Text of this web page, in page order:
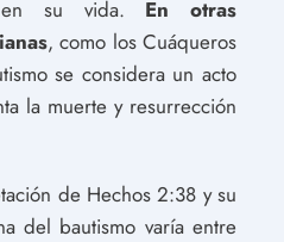
en su vida. En otras
, como los Cuáqueros
se considera un acto
la muerte y resurrección
de Hechos 2:38 y su
del bautismo varía entre